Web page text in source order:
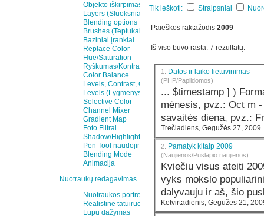
Objekto iškirpimas
Layers (Sluoksniai)
Blending options
Brushes (Teptukai)
Baziniai įrankiai
Replace Color
Hue/Saturation
Ryškumas/Kontrastas
Color Balance
Levels, Contrast, Color
Levels (Lygmenys)
Selective Color
Channel Mixer
Gradient Map
Foto Filtrai
Shadow/Highlights
Pen Tool naudojimas
Blending Mode
Animacija
Nuotraukų redagavimas
Nuotraukos portretas
Realistinė tatuiruotė
Lūpų dažymas
Tik ieškoti:
Straipsniai
Paieškos raktažodis 2009
Iš viso buvo rasta: 7 rezultatų.
1. Datos ir laiko lietuvinimas
(PHP/Papildomos)
mėnesis, pvz.: Oct m - mėnesis, pvz.: 10 D - savaitės diena, pvz.: Fri l -
Trečiadiens, Gegužės 27, 2009
2. Pamatyk kitaip 2009
(Naujienos/Puslapio naujienos)
Kviečiu visus ateiti
vyks mokslo
dalyvauju ir aš, šio
Ketvirtadienis, Gegužės 21,